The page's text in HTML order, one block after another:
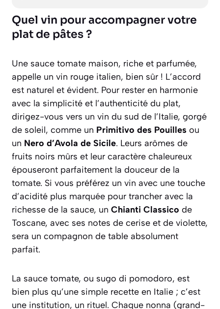
Quel vin pour accompagner votre
plat de pâtes ?
Une sauce tomate maison, riche et parfumée,
appelle un vin rouge italien, bien sûr ! L’accord
est naturel et évident. Pour rester en harmonie
avec la simplicité et l’authenticité du plat,
dirigez-vous vers un vin du sud de l’Italie, gorgé
de soleil, comme un Primitivo des Pouilles ou
un Nero d’Avola de Sicile. Leurs arômes de
fruits noirs mûrs et leur caractère chaleureux
épouseront parfaitement la douceur de la
tomate. Si vous préférez un vin avec une touche
d’acidité plus marquée pour trancher avec la
richesse de la sauce, un Chianti Classico de
Toscane, avec ses notes de cerise et de violette,
sera un compagnon de table absolument
parfait.
La sauce tomate, ou sugo di pomodoro, est
bien plus qu’une simple recette en Italie ; c’est
une institution, un rituel. Chaque nonna (grand-